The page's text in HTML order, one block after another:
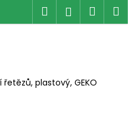
Hledat
plastový, GEKO